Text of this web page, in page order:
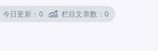
今日更新： 0 栏目文章数： 0